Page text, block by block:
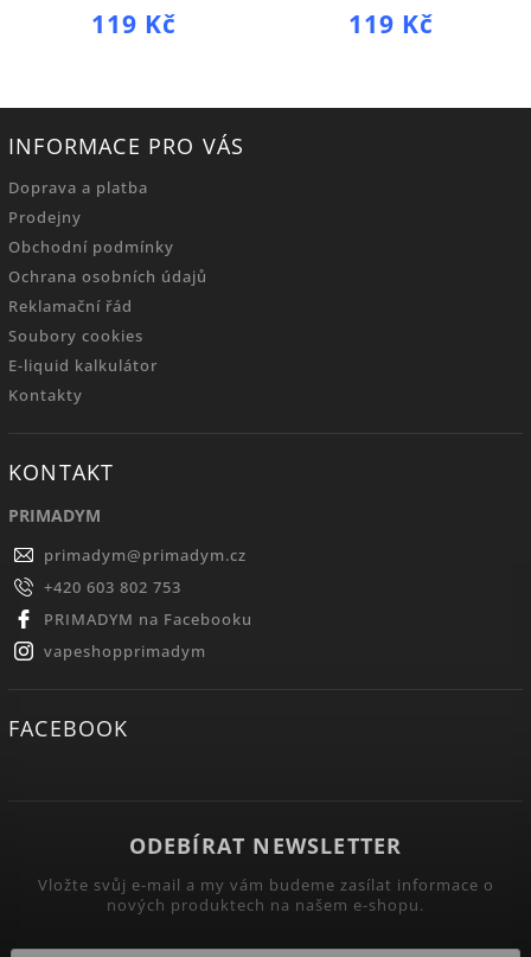
119 Kč 119 Kč
INFORMACE PRO VÁS
Doprava a platba
Prodejny
Obchodní podmínky
Ochrana osobních údajů
Reklamační řád
Soubory cookies
E-liquid kalkulátor
Kontakty
KONTAKT
PRIMADYM
primadym@primadym.cz
+420 603 802 753
PRIMADYM na Facebooku
vapeshopprimadym
FACEBOOK
ODEBÍRAT NEWSLETTER
Vložte svůj e-mail a my vám budeme zasílat informace o
nových produktech na našem e-shopu.